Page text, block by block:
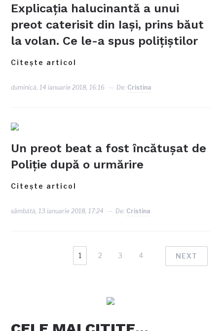
Explicaţia halucinantă a unui
preot caterisit din Iaşi, prins băut
la volan. Ce le-a spus poliţiştilor
Citește articol
duminică, 14 ianuarie 2018, 16:16 De: Cristina
Un preot beat a fost încătușat de
Poliție după o urmărire
Citește articol
sâmbătă, 13 ianuarie 2018, 17:24 De: Cristina
1 2 3 4 NEXT